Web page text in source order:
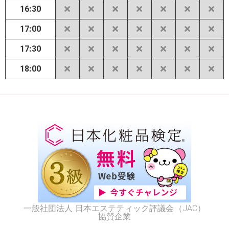
16:30
17:00
17:30
18:00
一般社団法人 日本エステティック評議会（JAC）
協賛企業